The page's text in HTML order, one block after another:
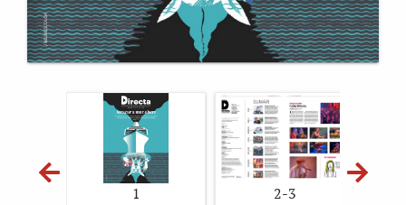
1 2-3